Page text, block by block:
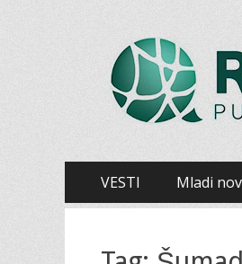
Šumadijski centar za
Primary
Menu
SkipVESTI Mladi